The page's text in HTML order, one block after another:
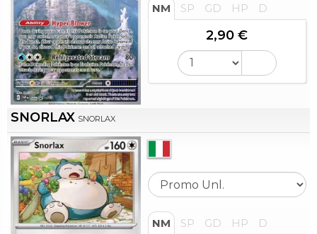
NM SP GD HP D
2,90 €
SNORLAX SNORLAX
NM SP GD HP D